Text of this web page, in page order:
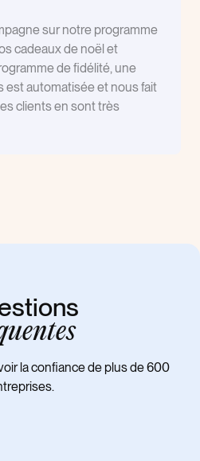
sur notre programme
cadeaux de noël et
de fidélité, une
est automatisée et nous fait
clients en sont très
la confiance de plus de 600